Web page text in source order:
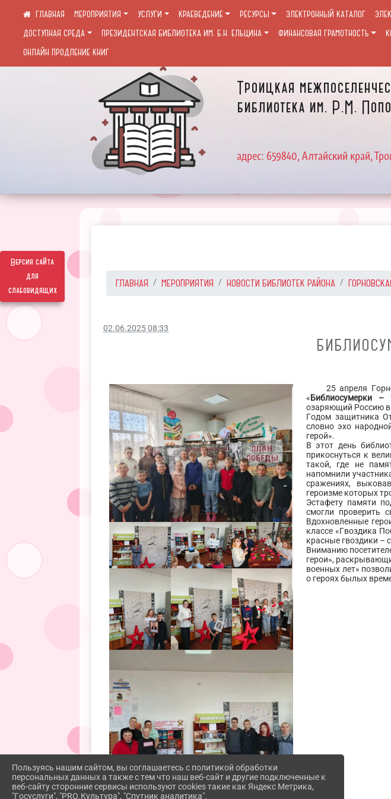
Версия сайта
для
слабовидящих
Троицкая
библиотека им. Р.М.
адрес: 659840, Алтайский край,
МЕРОПРИЯТИЯ УСЛУГИ КРАЕВЕДЕНИЕ РЕСУРСЫ ЭЛЕКТРОННЫЙ КАТАЛОГ
ДОСТУПНАЯ СРЕДА
ПРЕЗИДЕНТСКАЯ БИБЛИОТЕКА ИМ. Б.Н. ЕЛЬЦИНА ФИНАНСОВАЯ ГРАМОТНОСТЬ
ОНЛАЙН ПРОДЛЕНИЕ КНИГ
ГЛАВНАЯ МЕРОПРИЯТИЯ НОВОСТИ БИБЛИОТЕК РАЙОНА
02.06.2025 08:33
25 апреля
« Библиосумерки –
озаряющий Россию в
Годом защитника
словно эхо
герой».
В этот день
прикоснуться к
такой, где не
напомнили
сражениях,
героизме которых
Эстафету памяти
смогли проверить
Вдохновленные
классе «Гвоздика
красные гвоздики –
Вниманию
герои»,
военных лет»
о героях былых
Пользуясь нашим сайтом, вы соглашаетесь с политикой обработки
персональных данных а также с тем что наш веб-сайт и другие подключенные к
веб-сайту сторонние сервисы используют cookies такие как Яндекс Метрика,
"Госуслуги", "PRO.Культура", "Спутник аналитика".